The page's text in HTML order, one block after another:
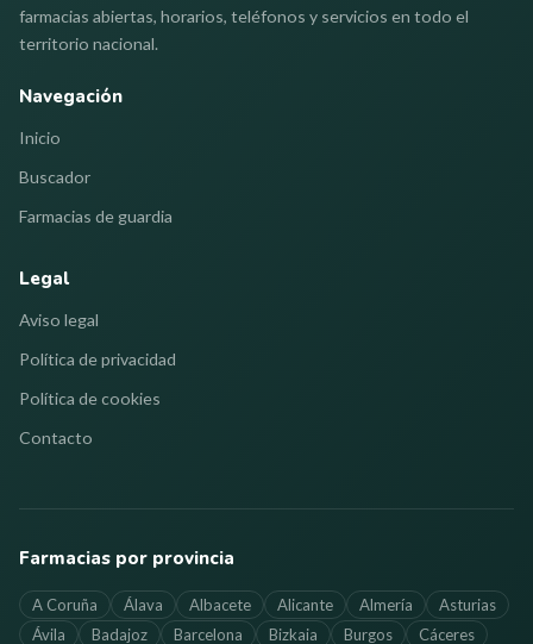
farmacias abiertas, horarios, teléfonos y servicios en todo el
territorio nacional.
Navegación
Inicio
Buscador
Farmacias de guardia
Legal
Aviso legal
Política de privacidad
Política de cookies
Contacto
Farmacias por provincia
A Coruña Álava Albacete Alicante Almería
Asturias
Ávila
Badajoz Barcelona Bizkaia Burgos Cáceres